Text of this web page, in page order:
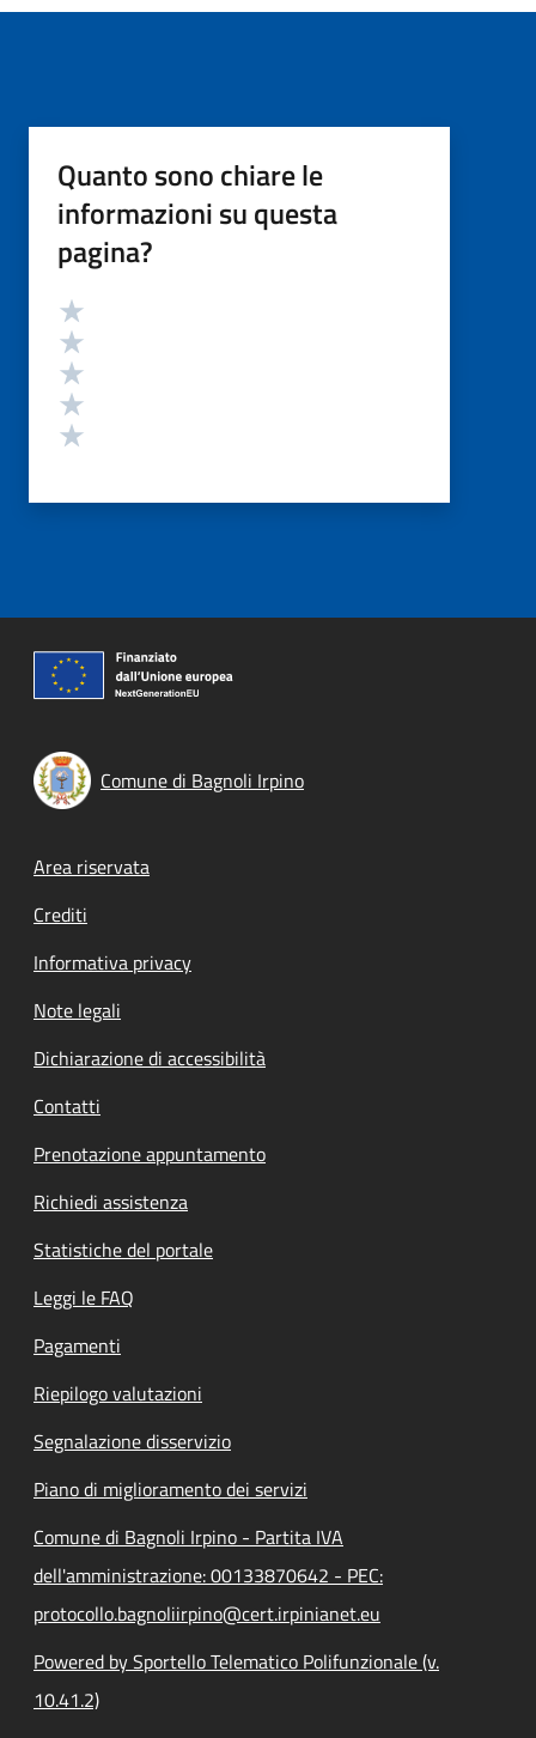
Quanto sono chiare le
informazioni su questa
pagina?
Valutazione
Comune di Bagnoli Irpino
Footer menu
Area riservata
Crediti
Informativa privacy
Note legali
Dichiarazione di accessibilità
Contatti
Prenotazione appuntamento
Richiedi assistenza
Statistiche del portale
Leggi le FAQ
Pagamenti
Riepilogo valutazioni
Segnalazione disservizio
Piano di miglioramento dei servizi
Comune di Bagnoli Irpino - Partita IVA
dell'amministrazione: 00133870642 - PEC:
protocollo.bagnoliirpino@cert.irpinianet.eu
Powered by Sportello Telematico Polifunzionale (v.
10.41.2)